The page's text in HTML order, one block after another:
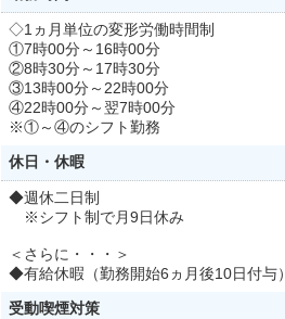
◇1ヵ月単位の変形労働時間制
①7時00分～16時00分
②8時30分～17時30分
③13時00分～22時00分
④22時00分～翌7時00分
※①～④のシフト勤務
休日・休暇
◆週休二日制
※シフト制で月9日休み
＜さらに・・・＞
◆有給休暇（勤務開始6ヵ月後10日付与）
受動喫煙対策